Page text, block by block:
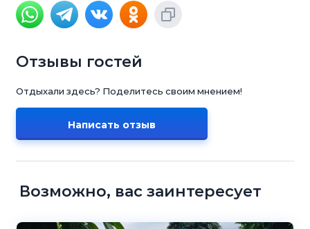
Отзывы гостей
Отдыхали здесь? Поделитесь своим мнением!
Написать отзыв
Возможно, вас заинтересует